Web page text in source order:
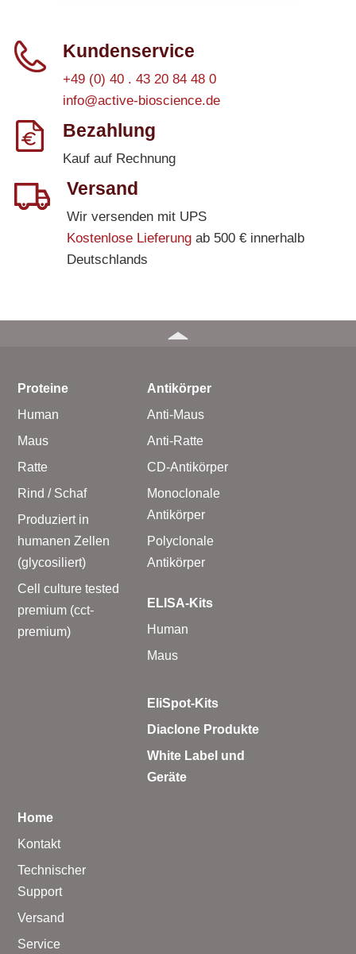
Kundenservice
+49 (0) 40 . 43 20 84 48 0
info@active-bioscience.de
Bezahlung
Kauf auf Rechnung
Versand
Wir versenden mit UPS
Kostenlose Lieferungab 500 € innerhalb
Deutschlands
Proteine
Human
Maus
Ratte
Rind / Schaf
Produziert in
humanen Zellen
(glycosiliert)
Cell culture tested
premium (cct-
premium)
Antikörper
Anti-Maus
Anti-Ratte
CD-Antikörper
Monoclonale
Antikörper
Polyclonale
Antikörper
ELISA-Kits
Human
Maus
EliSpot-Kits
Diaclone Produkte
White Label und
Geräte
Home
Kontakt
Technischer
Support
Versand
Service